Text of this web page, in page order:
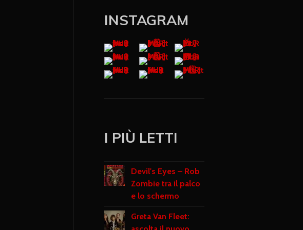
INSTAGRAM
I PIÙ LETTI
Devil's Eyes – Rob
Zombie tra il palco
e lo schermo
Greta Van Fleet: